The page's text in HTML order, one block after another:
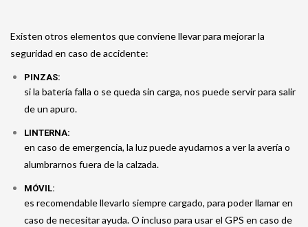
Existen otros elementos que conviene llevar para mejorar la
seguridad en caso de accidente:
PINZAS:
si la batería falla o se queda sin carga, nos puede servir para salir
de un apuro.
LINTERNA:
en caso de emergencia, la luz puede ayudarnos a ver la avería o
alumbrarnos fuera de la calzada.
MÓVIL:
es recomendable llevarlo siempre cargado, para poder llamar en
caso de necesitar ayuda. O incluso para usar el GPS en caso de